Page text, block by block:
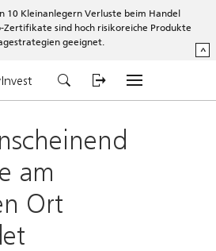
10 Kleinanlegern Verluste beim Handel
sind hoch risikoreiche Produkte
geeignet.
^
am
Ort